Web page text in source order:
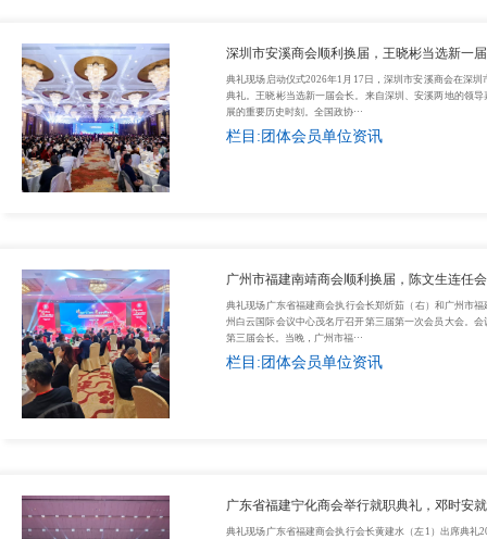
深圳市安溪商会顺利换届，王晓彬当选新一
典礼现场启动仪式2026年1月17日，深圳市安溪商会在深
典礼。王晓彬当选新一届会长。来自深圳、安溪两地的领
展的重要历史时刻。全国政协···
栏目:团体会员单位资讯
广州市福建南靖商会顺利换届，陈文生连任
典礼现场广东省福建商会执行会长郑炘茹（右）和广州市
州白云国际会议中心茂名厅召开第三届第一次会员大会。
第三届会长。当晚，广州市福···
栏目:团体会员单位资讯
广东省福建宁化商会举行就职典礼，邓时安
典礼现场广东省福建商会执行会长黄建水（左1）出席典